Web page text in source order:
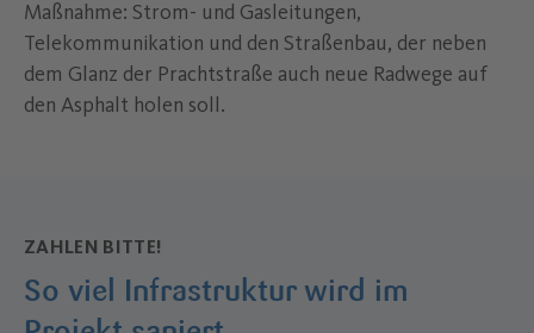
Maßnahme: Strom- und Gasleitungen,
Telekommunikation und den Straßenbau, der neben
dem Glanz der Prachtstraße auch neue Radwege auf
den Asphalt holen soll.
So viel Infrastruktur wird im
ZAHLEN BITTE!